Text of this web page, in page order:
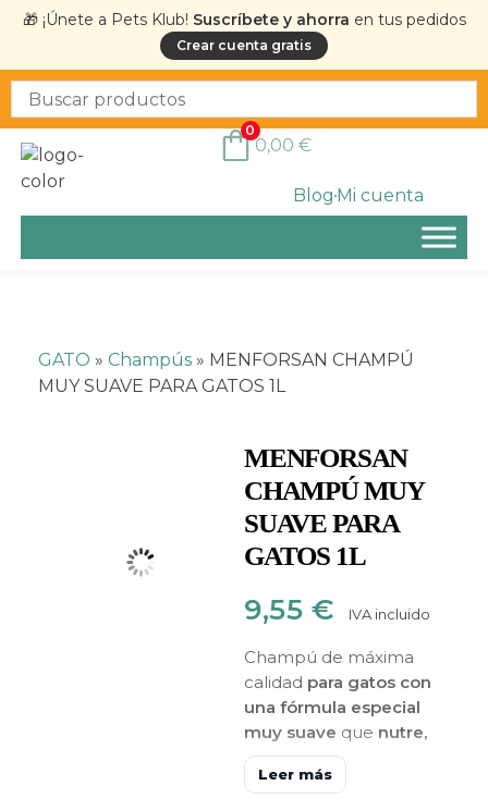
🎁 ¡Únete a Pets Klub! Suscríbete y ahorra en tus pedidos
Crear cuenta gratis
BlogMi cuenta
0
0,00 €
GATO » Champús » MENFORSAN CHAMPÚ
MUY SUAVE PARA GATOS 1L
MENFORSAN
CHAMPÚ MUY
SUAVE PARA
GATOS 1L
9,55 € IVA incluido
Champú de máxima
calidad para gatos con
una fórmula especial
muy suave que nutre,
suaviza y protege el
pelaje manteniéndolo
Leer más